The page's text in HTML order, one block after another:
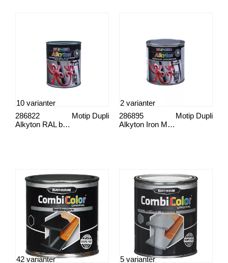
Alkyton RAL blank
Motip Dupli
286822
10 varianter
Alkyton Iron Mica
Motip Dupli
286895
2 varianter
42 varianter 5 varianter